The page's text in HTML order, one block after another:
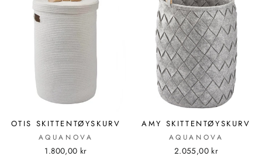
OTIS SKITTENTØYSKURV
AQUANOVA
1.800,00 kr
AMY SKITTENTØYSKURV
AQUANOVA
2.055,00 kr